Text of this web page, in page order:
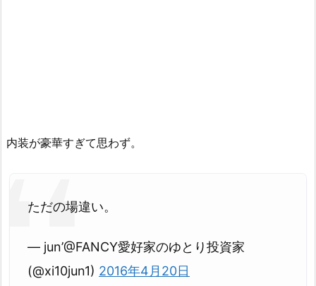
内装が豪華すぎて思わず。
ただの場違い。
— jun’@FANCY愛好家のゆとり投資家
(@xi10jun1) 2016年4月20日